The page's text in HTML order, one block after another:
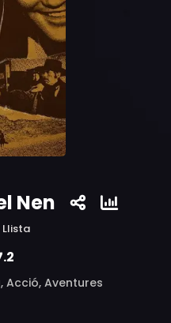
Nen
Llista
Acció, Aventures